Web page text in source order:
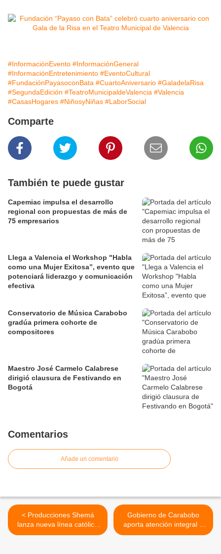
#InformaciónEvento #InformaciónGeneral
#InformaciónEntretenimiento #EventoCultural
#FundaciónPayasoconBata #CuartoAniversario #GaladelaRisa
#SegundaEdición #TeatroMunicipaldeValencia #Valencia
#CasasHogares #NiñosyNiñas #LaborSocial
Comparte
También te puede gustar
Capemiac impulsa el desarrollo
regional con propuestas de más de
75 empresarios
Llega a Valencia el Workshop "Habla
como una Mujer Exitosa”, evento que
potenciará liderazgo y comunicación
efectiva
Conservatorio de Música Carabobo
gradúa primera cohorte de
compositores
Maestro José Carmelo Calabrese
dirigió clausura de Festivando en
Bogotá
Comentarios
Añade un comentario
< Producciones Shemá
lanza nueva línea católica
“Agnes Vox” en Valencia
Gobierno de Carabobo
aporta atención integral a
niños con necesidades